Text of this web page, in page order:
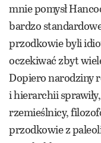
mnie pomysł
bardzo
przodkowie byli
oczekiwać zbyt
Dopiero narodziny
i hierarchii
rzemieślnicy,
przodkowie z